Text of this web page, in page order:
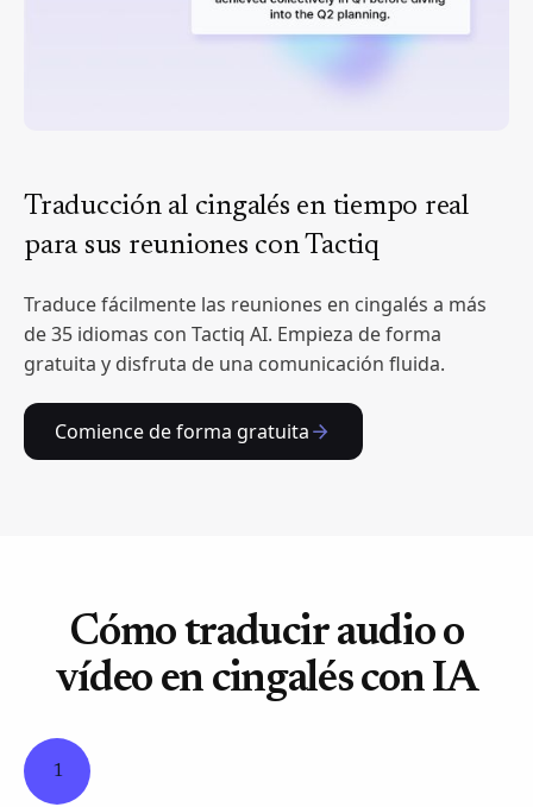
Traducción al cingalés en tiempo real
para sus reuniones con Tactiq
Traduce fácilmente las reuniones en cingalés a más
de 35 idiomas con Tactiq AI. Empieza de forma
gratuita y disfruta de una comunicación fluida.
Comience de forma gratuita
Cómo traducir audio o
vídeo en cingalés con IA
1